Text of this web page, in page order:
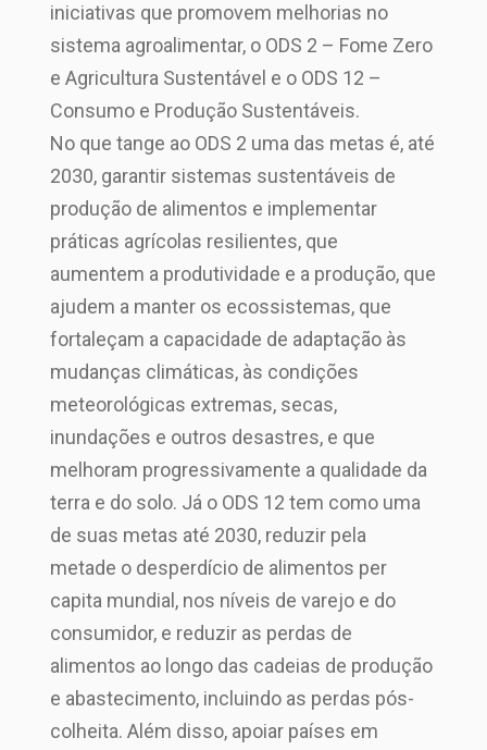
iniciativas que promovem melhorias no
sistema agroalimentar, o ODS 2 – Fome Zero
e Agricultura Sustentável e o ODS 12 –
Consumo e Produção Sustentáveis.
No que tange ao ODS 2 uma das metas é, até
2030, garantir sistemas sustentáveis de
produção de alimentos e implementar
práticas agrícolas resilientes, que
aumentem a produtividade e a produção, que
ajudem a manter os ecossistemas, que
fortaleçam a capacidade de adaptação às
mudanças climáticas, às condições
meteorológicas extremas, secas,
inundações e outros desastres, e que
melhoram progressivamente a qualidade da
terra e do solo. Já o ODS 12 tem como uma
de suas metas até 2030, reduzir pela
metade o desperdício de alimentos per
capita mundial, nos níveis de varejo e do
consumidor, e reduzir as perdas de
alimentos ao longo das cadeias de produção
e abastecimento, incluindo as perdas pós-
colheita. Além disso, apoiar países em